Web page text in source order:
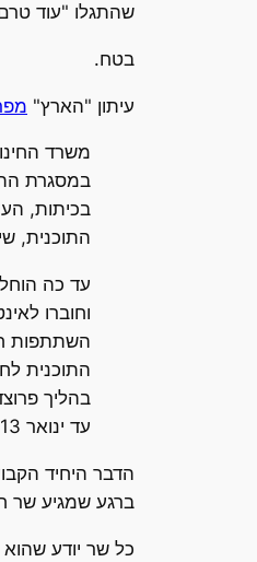
שהתגלו "עוד
בטח.
עיתון "הארץ"
בכיתות,
התוכנית,
וחוברו
התוכנית
בהליך
עד ינואר 2013.
הדבר היחיד
ברגע שמגיע שר
כל שר יודע